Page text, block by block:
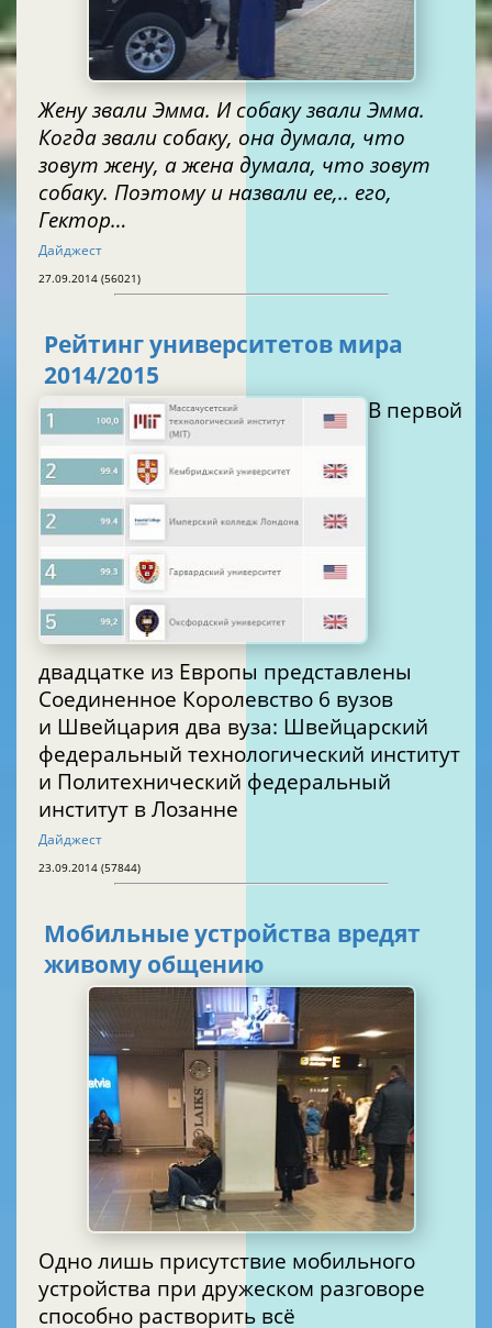
Жену звали Эмма. И собаку звали Эмма.
Когда звали собаку, она думала, что
зовут жену, а жена думала, что зовут
собаку. Поэтому и назвали ее,.. его,
Гектор…
Дайджест
27.09.2014 (56021)
Рейтинг университетов мира
2014/2015
В первой
двадцатке из Европы представлены
Соединенное Королевство 6 вузов
и Швейцария два вуза: Швейцарский
федеральный технологический институт
и Политехнический федеральный
институт в Лозанне
Дайджест
23.09.2014 (57844)
Мобильные устройства вредят
живому общению
Одно лишь присутствие мобильного
устройства при дружеском разговоре
способно растворить всё